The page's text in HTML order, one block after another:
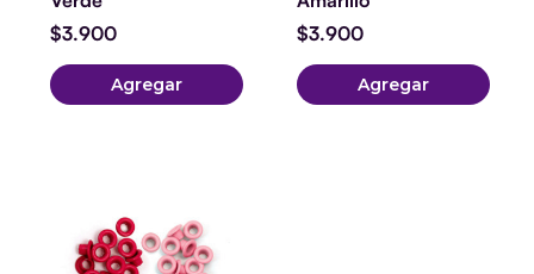
$3.900
Agregar
$3.900
Agregar
estandar
Rojo
cantidad